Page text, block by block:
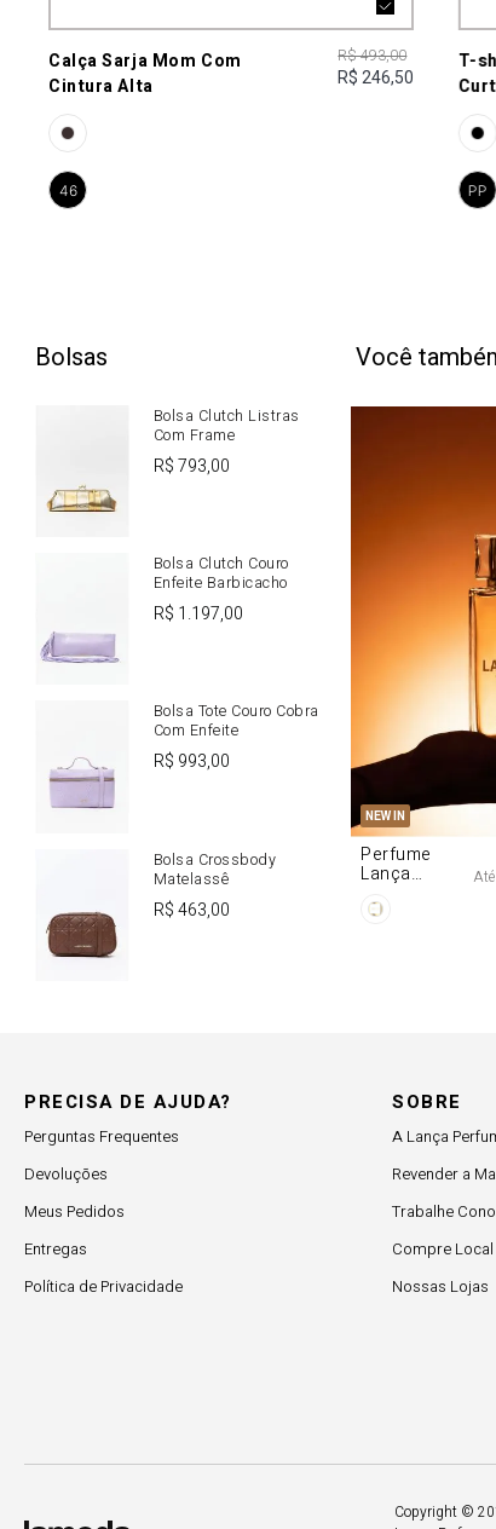
Calça Sarja Mom Com
Cintura Alta
R$ 493,00
R$ 246,50
46
T-
PP
Bolsas
Bolsa Clutch Listras
Com Frame
R$793,00
Bolsa Clutch Couro
Enfeite Barbicacho
R$ 1.197,00
Bolsa Tote Couro Cobra
Com Enfeite
R$ 993,00
Bolsa Crossbody
Matelassê
R$463,00
Você
NEW IN
U
Perfume
Lança Até
PRECISA DE AJUDA?
Perguntas Frequentes
Devoluções
Meus Pedidos
Entregas
Política de Privacidade
SOBRE
A Lança
Revender a
Trabalhe
Compre Local
Nossas Lojas
Copyright ©